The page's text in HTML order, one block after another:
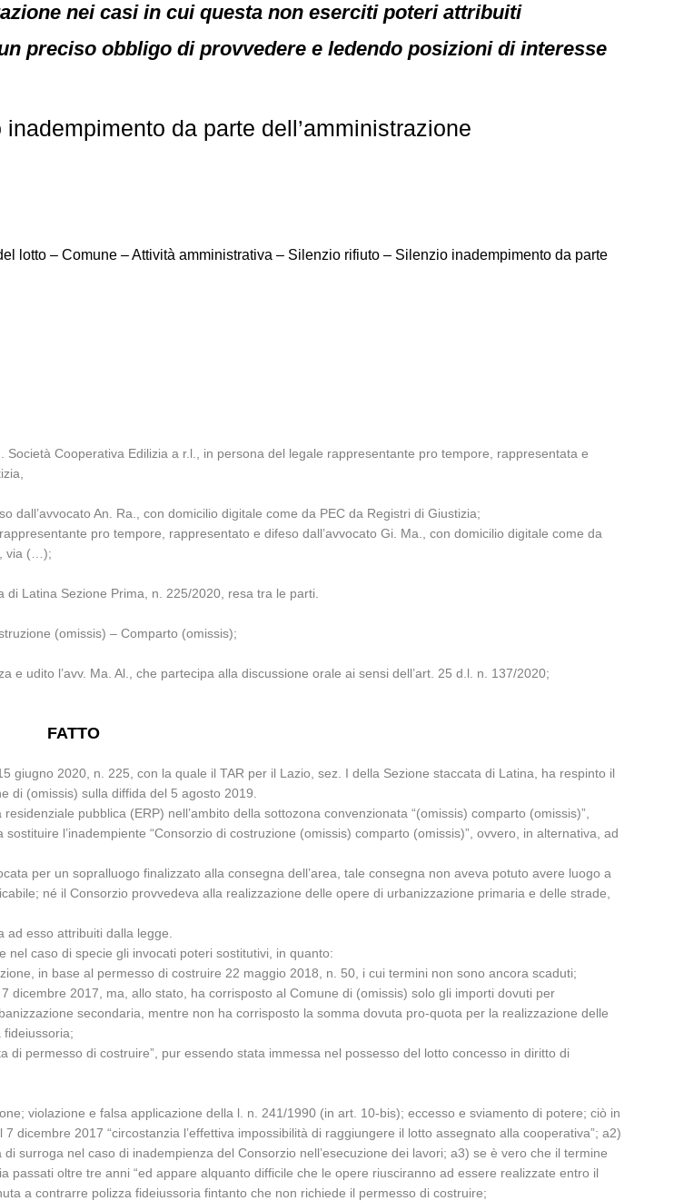
nei casi in cui questa non eserciti poteri attribuiti
preciso obbligo di provvedere e ledendo posizioni di interesse
da parte dell’amministrazione
lotto – Comune – Attività amministrativa – Silenzio rifiuto – Silenzio inadempimento da parte
Cooperativa Edilizia a r.l., in persona del legale rappresentante pro tempore, rappresentata e
An. Ra., con domicilio digitale come da PEC da Registri di Giustizia;
pro tempore, rappresentato e difeso dall’avvocato Gi. Ma., con domicilio digitale come da
via (…);
Latina Sezione Prima, n. 225/2020, resa tra le parti.
(omissis) – Comparto (omissis);
udito l’avv. Ma. Al., che partecipa alla discussione orale ai sensi dell’art. 25 d.l. n. 137/2020;
FATTO
giugno 2020, n. 225, con la quale il TAR per il Lazio, sez. I della Sezione staccata di Latina, ha respinto il
di (omissis) sulla diffida del 5 agosto 2019.
pubblica (ERP) nell’ambito della sottozona convenzionata “(omissis) comparto (omissis)”,
l’inadempiente “Consorzio di costruzione (omissis) comparto (omissis)”, ovvero, in alternativa, ad
per un sopralluogo finalizzato alla consegna dell’area, tale consegna non aveva potuto avere luogo a
né il Consorzio provvedeva alla realizzazione delle opere di urbanizzazione primaria e delle strade,
esso attribuiti dalla legge.
nel caso di specie gli invocati poteri sostitutivi, in quanto:
in base al permesso di costruire 22 maggio 2018, n. 50, i cui termini non sono ancora scaduti;
2017, ma, allo stato, ha corrisposto al Comune di (omissis) solo gli importi dovuti per
secondaria, mentre non ha corrisposto la somma dovuta pro-quota per la realizzazione delle
permesso di costruire”, pur essendo stata immessa nel possesso del lotto concesso in diritto di
violazione e falsa applicazione della l. n. 241/1990 (in art. 10-bis); eccesso e sviamento di potere; ciò in
2017 “circostanzia l’effettiva impossibilità di raggiungere il lotto assegnato alla cooperativa”; a2)
surroga nel caso di inadempienza del Consorzio nell’esecuzione dei lavori; a3) se è vero che il termine
oltre tre anni “ed appare alquanto difficile che le opere riusciranno ad essere realizzate entro il
a contrarre polizza fideiussoria fintanto che non richiede il permesso di costruire;